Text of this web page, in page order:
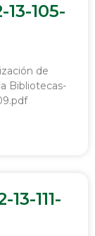
105-
de
Bibliotecas-
111-